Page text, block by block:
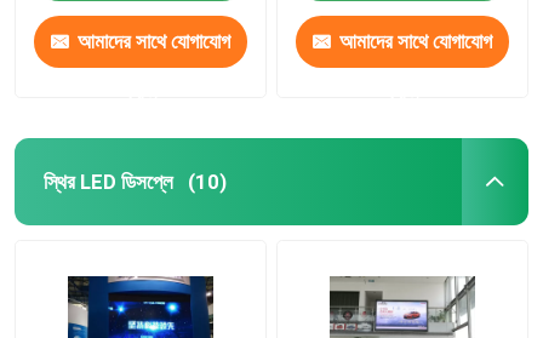
পণ্য
আমাদের সম্পর্কে
আমাদের সাথে যোগাযোগ আমাদের সাথে যোগাযোগ
স্থির LED ডিসপ্লে (10)